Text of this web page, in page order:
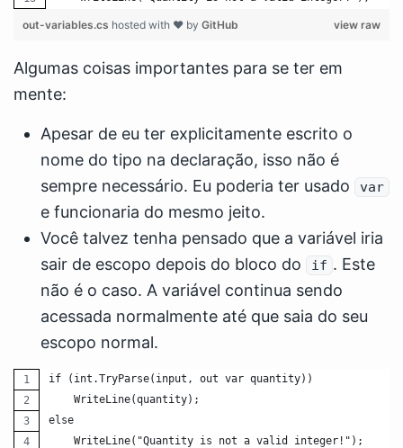
view raw
out-variables.cs hosted with ❤ by GitHub
Algumas coisas importantes para se ter em
mente:
Apesar de eu ter explicitamente escrito o
nome do tipo na declaração, isso não é
sempre necessário. Eu poderia ter usado
var
e funcionaria do mesmo jeito.
Você talvez tenha pensado que a variável iria
sair de escopo depois do bloco do
if . Este
não é o caso. A variável continua sendo
acessada normalmente até que saia do seu
escopo normal.
if (int.TryParse(input, out var quantity))
    WriteLine(quantity);
else
    WriteLine("Quantity is not a valid integer!");